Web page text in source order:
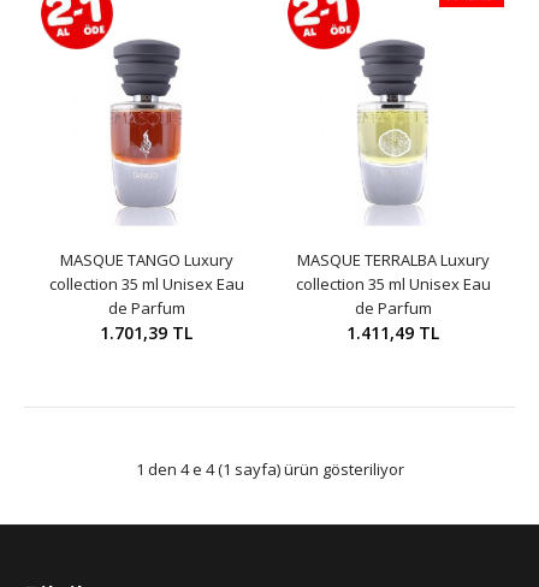
MASQUE TANGO Luxury
collection 35 ml Unisex Eau
de Parfum
1.701,39 TL
MASQUE TERRALBA Luxury
collection 35 ml Unisex Eau
de Parfum
1.411,49 TL
1 den 4 e 4 (1 sayfa) ürün gösteriliyor